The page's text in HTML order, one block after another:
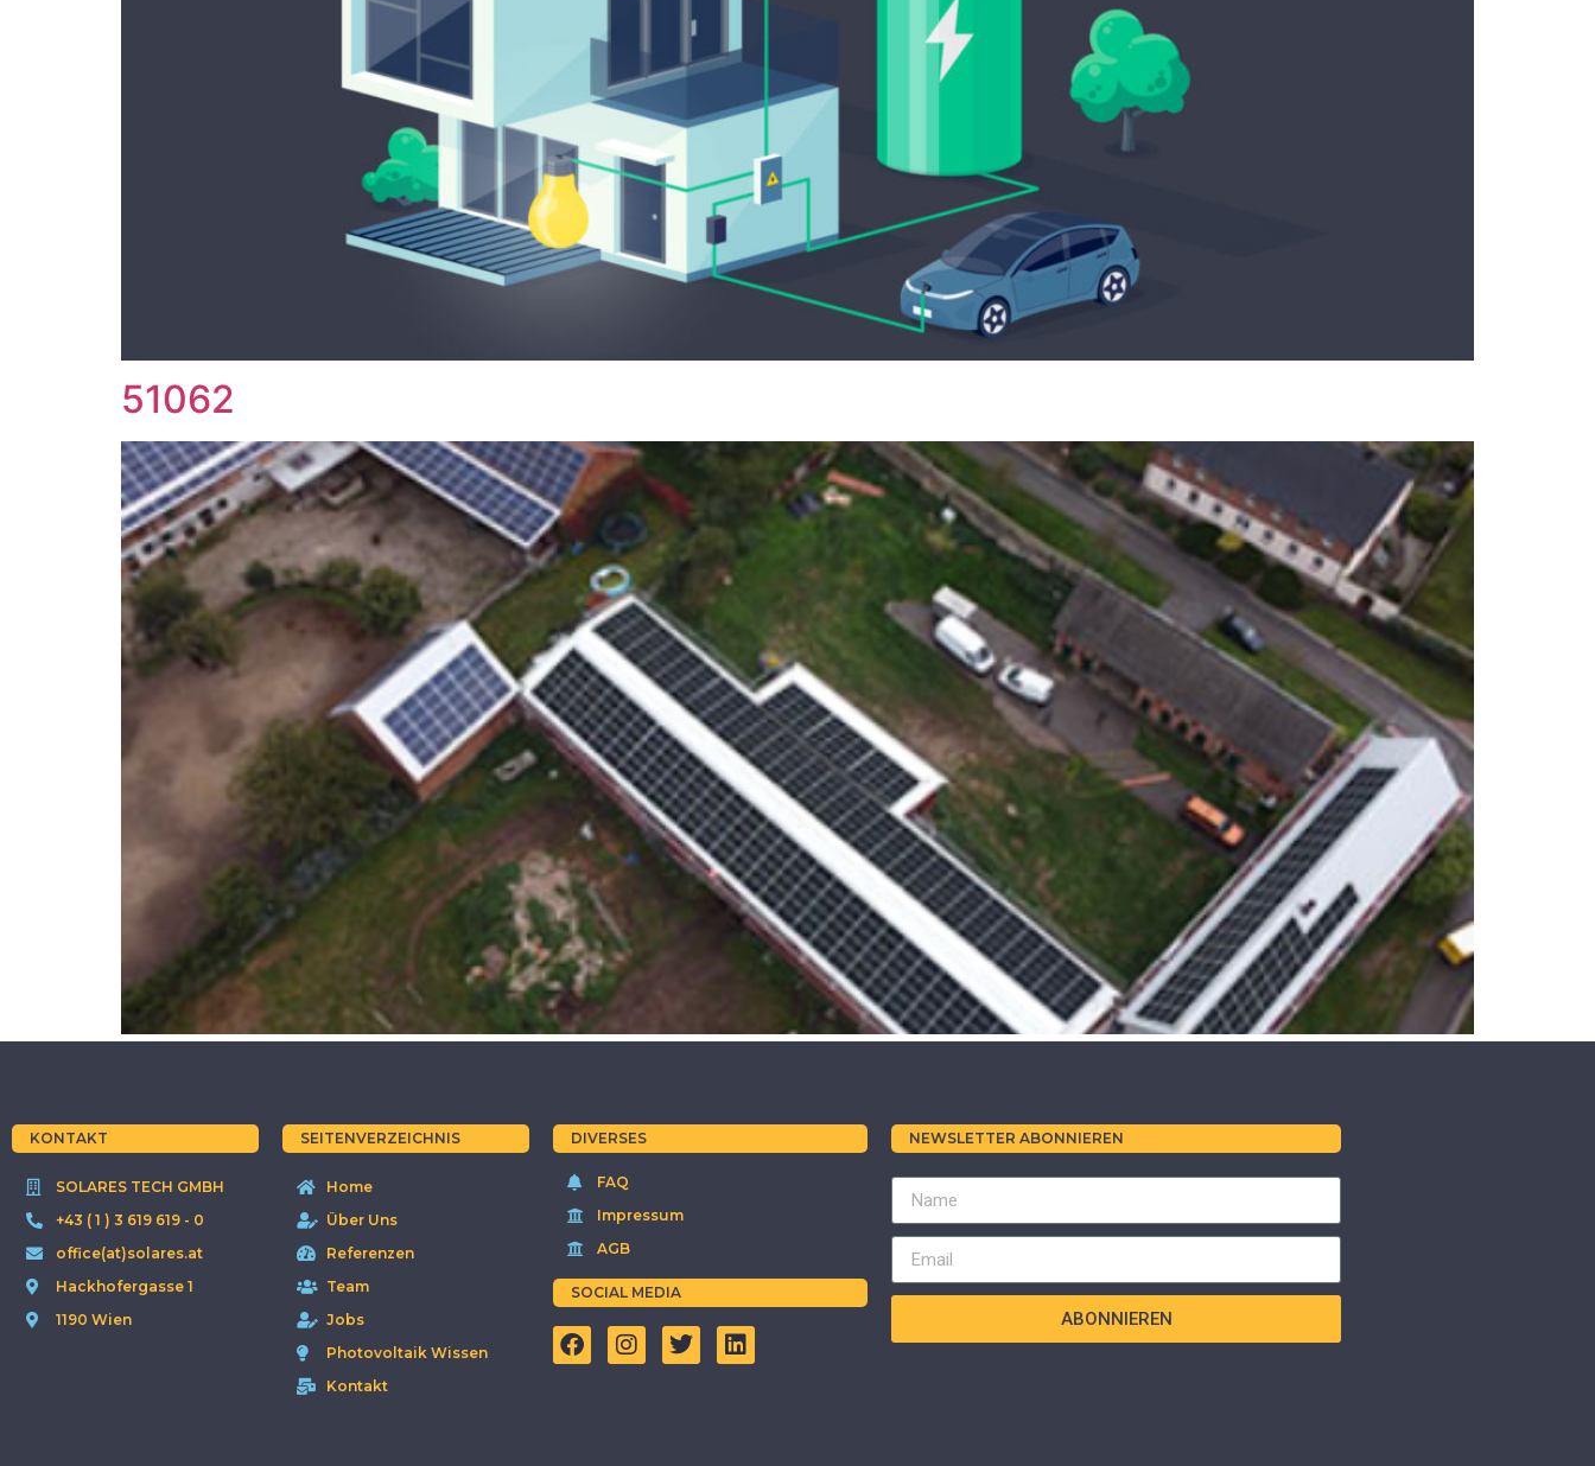
51062
KONTAKT
SOLARES TECH GMBH
+43 ( 1 ) 3 619 619 - 0
office(at)solares.at
Hackhofergasse 1
1190 Wien
SEITENVERZEICHNIS
Home
Über Uns
Referenzen
Team
Jobs
Photovoltaik Wissen
Kontakt
DIVERSES
FAQ
Impressum
AGB
SOCIAL MEDIA
NEWSLETTER ABONNIEREN
ABONNIEREN